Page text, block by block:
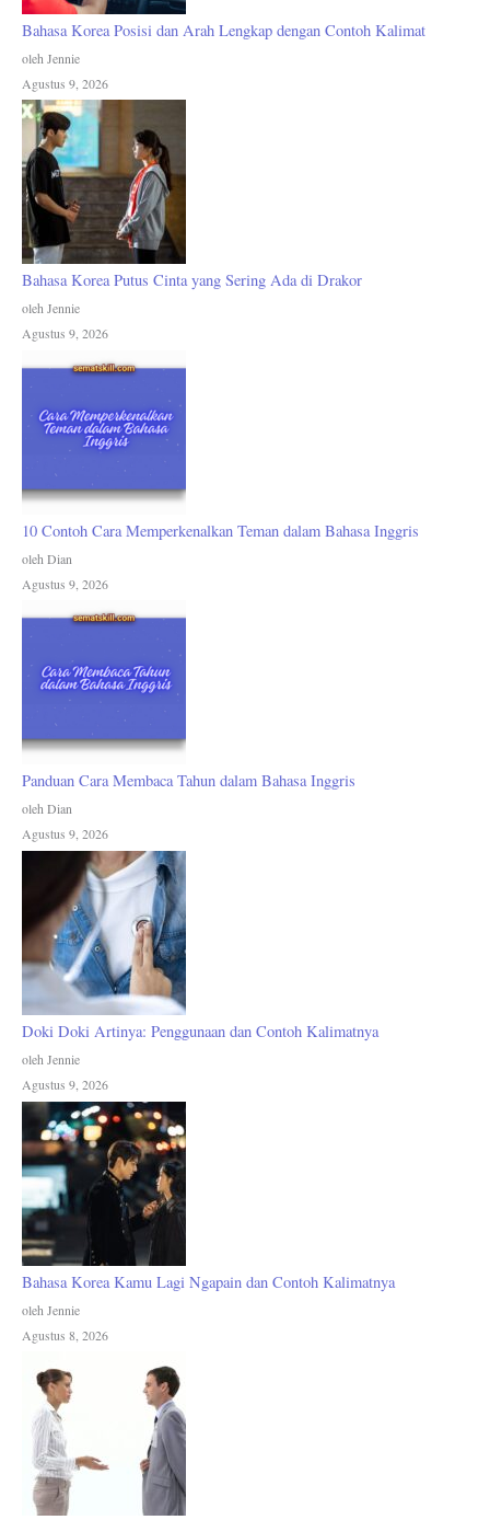
Bahasa Korea Posisi dan Arah Lengkap dengan Contoh Kalimat
oleh Jennie
Agustus 9, 2026
Bahasa Korea Putus Cinta yang Sering Ada di Drakor
oleh Jennie
Agustus 9, 2026
10 Contoh Cara Memperkenalkan Teman dalam Bahasa Inggris
oleh Dian
Agustus 9, 2026
Panduan Cara Membaca Tahun dalam Bahasa Inggris
oleh Dian
Agustus 9, 2026
Doki Doki Artinya: Penggunaan dan Contoh Kalimatnya
oleh Jennie
Agustus 9, 2026
Bahasa Korea Kamu Lagi Ngapain dan Contoh Kalimatnya
oleh Jennie
Agustus 8, 2026